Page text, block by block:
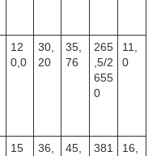
12
0,0
30,
20
35,
76
265
,5/2
655
0
11,
0
15
36,
45,
381
16,